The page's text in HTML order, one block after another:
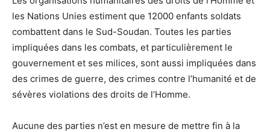
les Nations Unies estiment que 12000 enfants soldats
combattent dans le Sud-Soudan. Toutes les parties
impliquées dans les combats, et particulièrement le
gouvernement et ses milices, sont aussi impliquées dans
des crimes de guerre, des crimes contre l’humanité et de
sévères violations des droits de l’Homme.
Aucune des parties n’est en mesure de mettre fin à la